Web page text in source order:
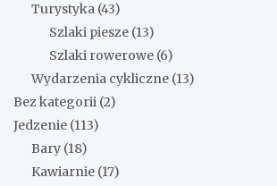
Turystyka (43)
Szlaki piesze (13)
Szlaki rowerowe (6)
Wydarzenia cykliczne (13)
Bez kategorii (2)
Jedzenie (113)
Bary (18)
Kawiarnie (17)